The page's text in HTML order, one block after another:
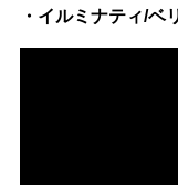
・イルミナティ/ベ